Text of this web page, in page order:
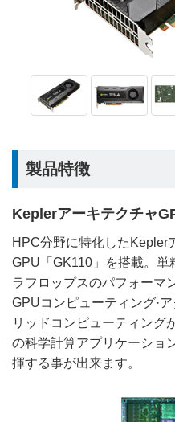
製品特徴
Keplerアーキテクチャ
HPC分野に特化したKepler
GPU「GK110」を搭載。
ラフロップスのパフォーマ
GPUコンピューティング·
リッドコンピューティング
の科学計算アプリケーショ
揮する事が出来ます。